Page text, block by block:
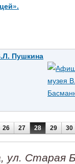
Пушкина
26 27 28 29 30
ул. Старая